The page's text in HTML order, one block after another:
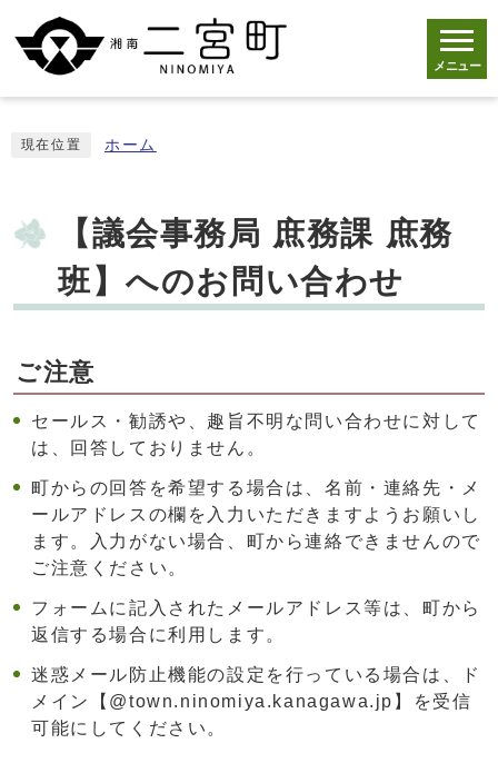
メニュー
現在位置 ホーム
【議会事務局 庶務課 庶務
班】へのお問い合わせ
ご注意
セールス・勧誘や、趣旨不明な問い合わせに対して
は、回答しておりません。
町からの回答を希望する場合は、名前・連絡先・メ
ールアドレスの欄を入力いただきますようお願いし
ます。入力がない場合、町から連絡できませんので
ご注意ください。
フォームに記入されたメールアドレス等は、町から
返信する場合に利用します。
迷惑メール防止機能の設定を行っている場合は、ド
メイン【@town.ninomiya.kanagawa.jp】を受信
可能にしてください。